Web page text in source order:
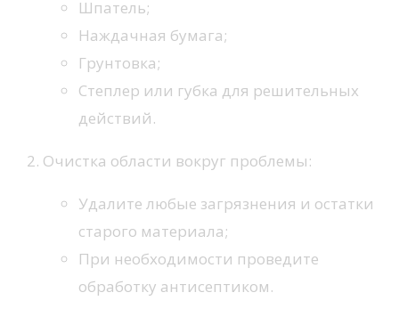
Шпатель;
Наждачная бумага;
Грунтовка;
Степлер или губка для решительных
действий.
Очистка области вокруг проблемы:
Удалите любые загрязнения и остатки
старого материала;
При необходимости проведите
обработку антисептиком.